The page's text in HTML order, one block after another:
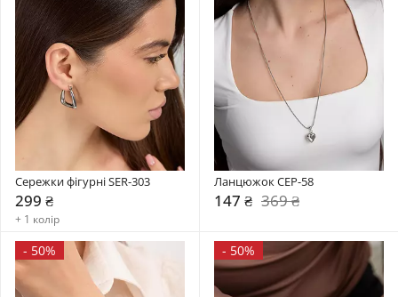
Сережки фігурні SER-303
299 ₴
+ 1 колір
Ланцюжок CEP-58
147 ₴ 369 ₴
- 50% - 50%